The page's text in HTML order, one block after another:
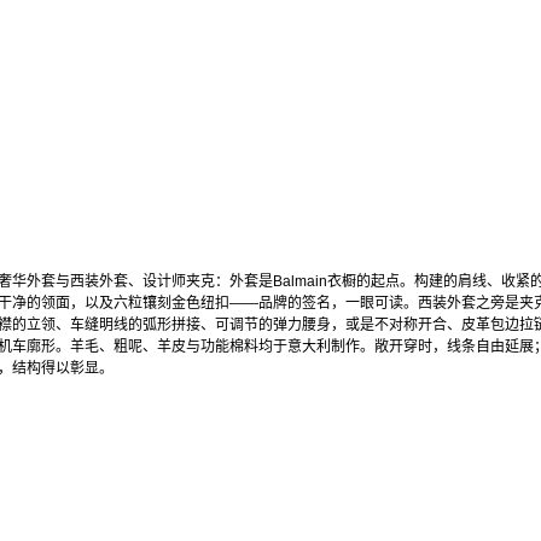
华外套与西装外套、设计师夹克：外套是Balmain衣橱的起点。构建的肩线、收紧
净的领面，以及六粒镶刻金色纽扣——品牌的签名，一眼可读。西装外套之旁是夹
的立领、车缝明线的弧形拼接、可调节的弹力腰身，或是不对称开合、皮革包边拉
车廓形。羊毛、粗呢、羊皮与功能棉料均于意大利制作。敞开穿时，线条自由延展
结构得以彰显。